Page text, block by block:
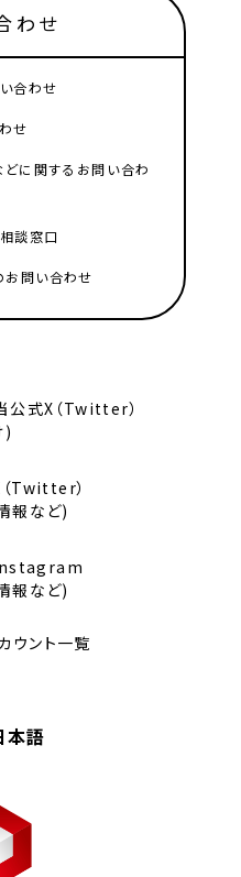
わせ
合わせ
せ
に関するお問い合わ
談窓口
お問い合わせ
公式X（Twitter）
)
Twitter）
報など)
報など)
ウント一覧
本語